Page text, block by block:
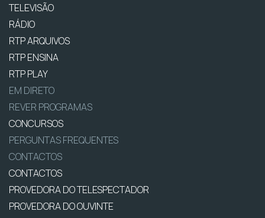
TELEVISÃO
RÁDIO
RTP ARQUIVOS
RTP ENSINA
RTP PLAY
EM DIRETO
REVER PROGRAMAS
CONCURSOS
PERGUNTAS FREQUENTES
CONTACTOS
CONTACTOS
PROVEDORA DO TELESPECTADOR
PROVEDORA DO OUVINTE